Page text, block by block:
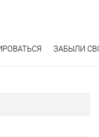
Видеонаблюдение,
ЗАБЫЛИ